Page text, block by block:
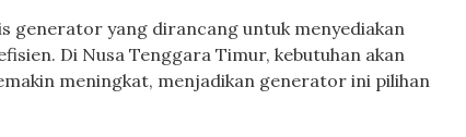
generator yang dirancang untuk menyediakan
Di Nusa Tenggara Timur, kebutuhan akan
meningkat, menjadikan generator ini pilihan